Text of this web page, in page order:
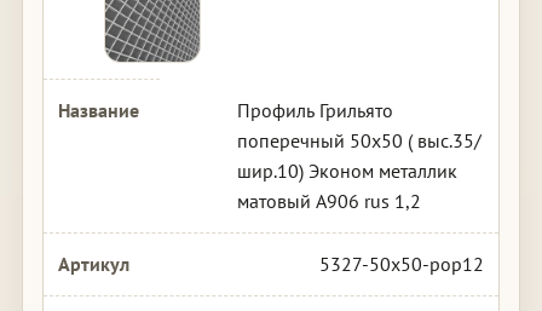
Профиль Грильято
поперечный 50х50 ( выс.35/
шир.10) Эконом металлик
матовый А906 rus 1,2
5327-50x50-pop12